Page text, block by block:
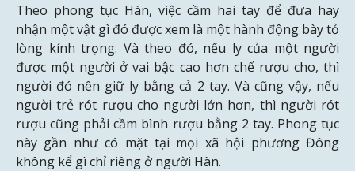
Theo phong tục Hàn, việc cầm hai tay để đưa hay
nhận một vật gì đó được xem là một hành động bày tỏ
lòng kính trọng. Và theo đó, nếu ly của một người
được một người ở vai bậc cao hơn chế rượu cho, thì
người đó nên giữ ly bằng cả 2 tay. Và cũng vậy, nếu
người trẻ rót rượu cho người lớn hơn, thì người rót
rượu cũng phải cầm bình rượu bằng 2 tay. Phong tục
này gần như có mặt tại mọi xã hội phương Đông
không kể gì chỉ riêng ở người Hàn.